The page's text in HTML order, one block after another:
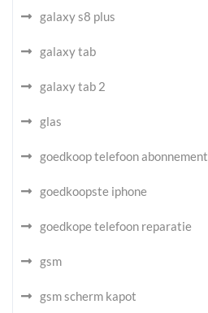
galaxy s8 plus
galaxy tab
galaxy tab 2
glas
goedkoop telefoon abonnement
goedkoopste iphone
goedkope telefoon reparatie
gsm
gsm scherm kapot